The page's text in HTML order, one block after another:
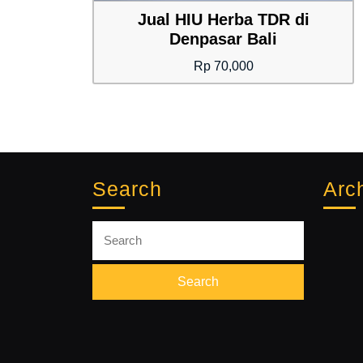
Jual HIU Herba TDR di
Denpasar Bali
Rp70,000
Search
for: